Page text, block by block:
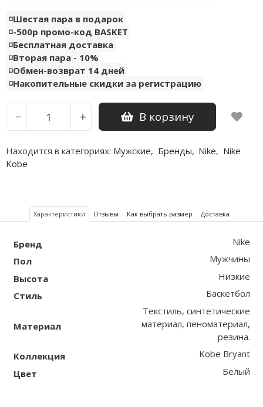
◽️Шестая пара в подарок
◽️-500р промо-код BASKET
◽️Бесплатная доставка
◽️Вторая пара - 10%
◽️Обмен-возврат 14 дней
◽️Накопительные скидки за регистрацию
− + В корзину
Находится в категориях: Мужские, Бренды, Nike, Nike
Kobe
Характеристики Отзывы Как выбрать размер Доставка
Бренд
Nike
Пол
Мужчины
Высота
Низкие
Стиль
Баскетбол
Материал
Текстиль, синтетические
материал, пеноматериал,
резина.
Коллекция
Kobe Bryant
Цвет
Белый
Air Jordan 13
Air Jordan 14
Air Jordan 15
Air Jordan 23